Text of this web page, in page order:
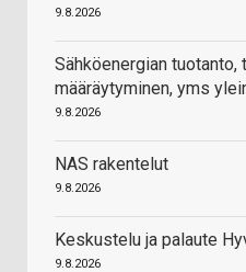
9.8.2026
Sähköenergian
määräytyminen, yms
9.8.2026
NAS rakentelut
9.8.2026
Keskustelu ja palaute
9.8.2026